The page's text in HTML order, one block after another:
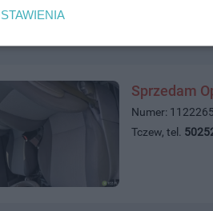
Sprzedam
Numer:
Tczew, tel.